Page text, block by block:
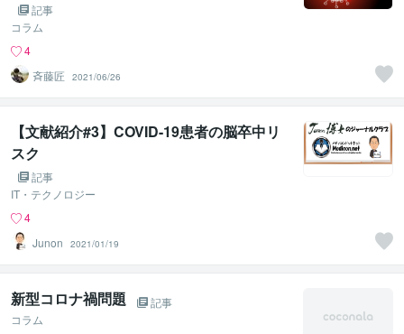
記事
コラム
4
斉藤匠
2021/06/26
【文献紹介#3】COVID-19患者の脳卒中リ
スク
記事
IT・テクノロジー
4
Junon
2021/01/19
新型コロナ禍問題
記事
コラム